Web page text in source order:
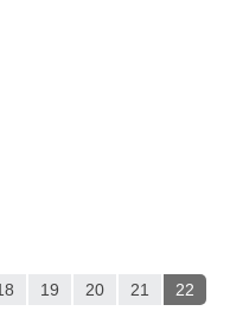
19 20 21 22